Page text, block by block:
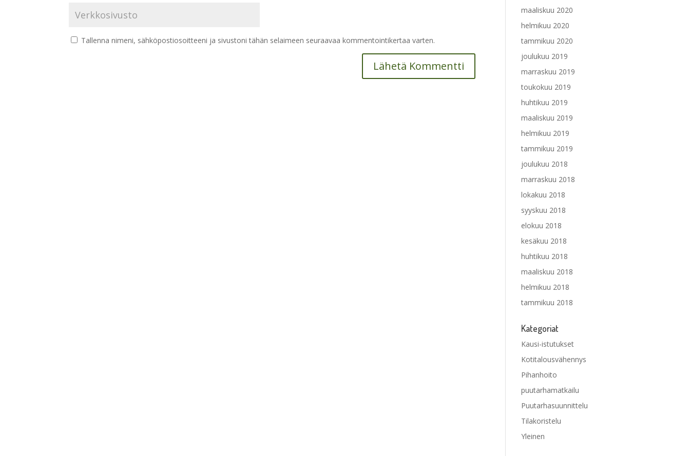
Tallenna nimeni, sähköpostiosoitteeni ja sivustoni tähän selaimeen seuraavaa kommentointikertaa varten.
maaliskuu 2020
helmikuu 2020
tammikuu 2020
joulukuu 2019
marraskuu 2019
toukokuu 2019
huhtikuu 2019
maaliskuu 2019
helmikuu 2019
tammikuu 2019
joulukuu 2018
marraskuu 2018
lokakuu 2018
syyskuu 2018
elokuu 2018
kesäkuu 2018
huhtikuu 2018
maaliskuu 2018
helmikuu 2018
tammikuu 2018
Kategoriat
Kausi-istutukset
Kotitalousvähennys
Pihanhoito
puutarhamatkailu
Puutarhasuunnittelu
Tilakoristelu
Yleinen